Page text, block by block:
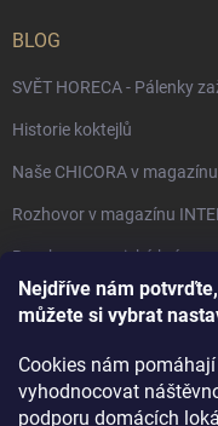
Nejdříve nám
můžete si vybrat
Cookies nám
vyhodnocovat
podporu domácích
BLOG
SVĚT HORECA - Pálenky
Historie koktejlů
Naše CHICORA v
Rozhovor v magazínu
Bourbon, americká krása.
Napsali v TÝDNU o naší
Rozhovor s